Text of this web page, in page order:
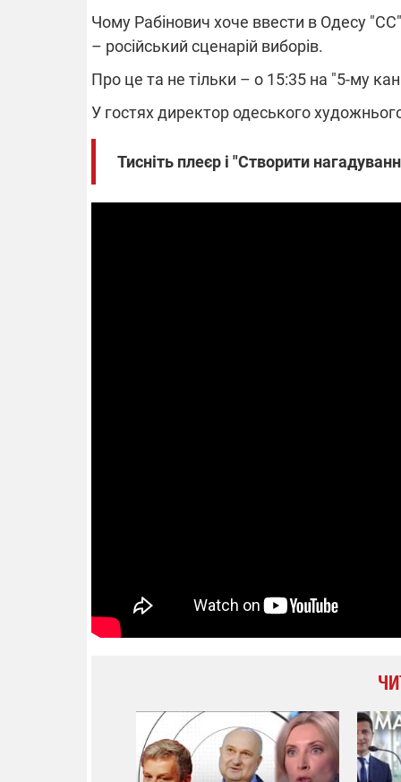
Чому Рабінович хоче ввести в Одесу "СС"
– російський сценарій виборів.
Про це та не тільки – о 15:35 на "5-му
У гостях директор одеського
Тисніть плеєр і "Створити
Частина
російських
Готуйте
графіки